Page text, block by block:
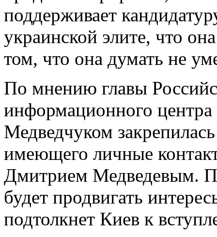
поддерживает
украинской элите, что
том, что она думать не
По мнению главы
информационного центра
Медведчуком
имеющего личные
Дмитрием Медведевым.
будет продвигать
подтолкнет Киев к